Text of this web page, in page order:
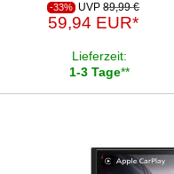
-33% UVP 89,99 €
59,94 EUR*
Lieferzeit:
1-3 Tage**